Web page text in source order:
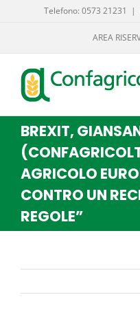
Telefono: 0573 21231 |
AREA
BREXIT,
AGRICOLO
CONTRO UN
REGOLE”